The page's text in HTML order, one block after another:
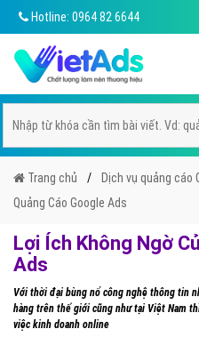
Hotline: 0964 82 6644
Trang chủ Dịch vụ quảng cáo
Quảng Cáo Google Ads
Lợi Ích Không Ngờ
Ads
Với thời đại bùng nổ công nghệ thông tin
hàng trên thế giới cũng như tại Việt Nam
việc kinh doanh online